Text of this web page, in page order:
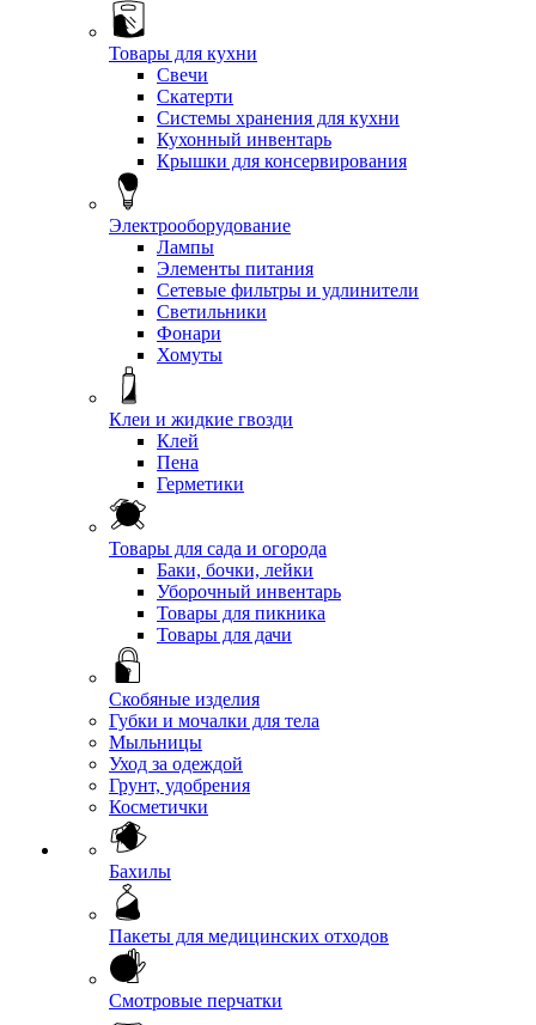
Товары для кухни
Свечи
Скатерти
Системы хранения для кухни
Кухонный инвентарь
Крышки для консервирования
Электрооборудование
Лампы
Элементы питания
Сетевые фильтры и удлинители
Светильники
Фонари
Хомуты
Клеи и жидкие гвозди
Клей
Пена
Герметики
Товары для сада и огорода
Баки, бочки, лейки
Уборочный инвентарь
Товары для пикника
Товары для дачи
Скобяные изделия
Губки и мочалки для тела
Мыльницы
Уход за одеждой
Грунт, удобрения
Косметички
Бахилы
Пакеты для медицинских отходов
Смотровые перчатки